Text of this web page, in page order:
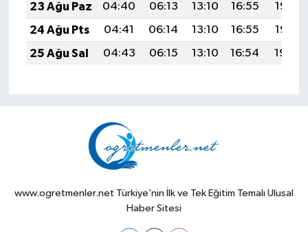
23 Ağu Paz
04:40 06:13 13:10 16:55
19:57
24 Ağu Pts
04:41 06:14 13:10 16:55
19:56
25 Ağu Sal
04:43 06:15 13:10 16:54 19:54
www.ogretmenler.net Türkiye’nin İlk ve Tek Eğitim Temalı Ulusal
Haber Sitesi